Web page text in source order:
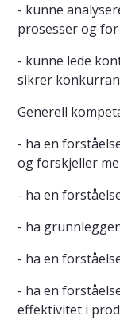
- kunne
prosesser og
- kunne lede
sikrer
Generell
- ha en
og forskjeller
- ha en
- ha
- ha en
- ha en
effektivitet i